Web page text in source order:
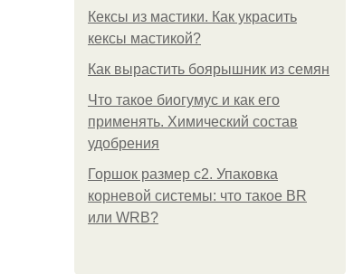
Кексы из мастики. Как украсить
кексы мастикой?
Как вырастить боярышник из семян
Что такое биогумус и как его
применять. Химический состав
удобрения
Горшок размер с2. Упаковка
корневой системы: что такое BR
или WRB?